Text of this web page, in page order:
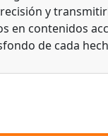
y
en contenidos
de cada